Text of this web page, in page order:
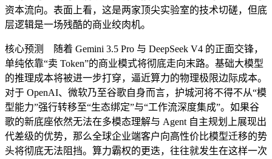
资本流向。表面上看，这是两家顶尖实验室的技术切磋，但底
层逻辑是一场残酷的商业绞肉机。
核心预测 随着 Gemini 3.5 Pro 与 DeepSeek V4 的正面交锋，
单纯依靠“卖 Token”的商业模式将彻底走向末路。基础大模型
的推理成本将被进一步打穿，逼近算力的物理极限边际成本。
对于 OpenAI、微软乃至谷歌自身而言，护城河将不得不从“模
型能力”强行转移至“生态绑定”与“工作流深度集成”。如果谷
歌的新底座依然无法在多模态理解与 Agent 自主规划上展现出
代差级的优势，那么全球企业端客户向高性价比模型迁移的势
头将彻底无法阻挡。算力霸权的更迭，往往就发生在这样一次